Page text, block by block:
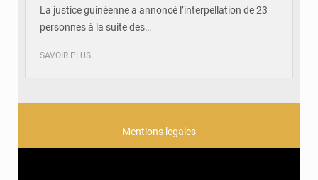
La justice guinéenne a annoncé l’interpellation de 23
personnes à la suite des…
SAVOIR PLUS
Mentions legales